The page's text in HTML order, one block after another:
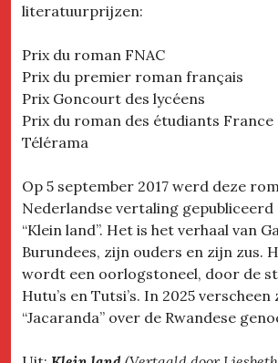
literatuurprijzen:
Prix du roman FNAC
Prix du premier roman français
Prix Goncourt des lycéens
Prix du roman des étudiants
Télérama
Op 5 september 2017 werd deze
Nederlandse vertaling
“Klein land”. Het is het verhaal van
Burundees, zijn ouders en zijn zus.
wordt een oorlogstoneel, door de
Hutu’s en Tutsi’s. In 2025
“Jacaranda” over de Rwandese